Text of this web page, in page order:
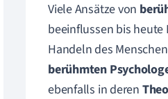
Viele Ansätze von
beeinflussen bis heute
Handeln des
berühmten
ebenfalls in deren